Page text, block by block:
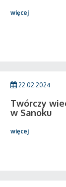
więcej
22.02.2024
Twórczy
w Sanoku
więcej